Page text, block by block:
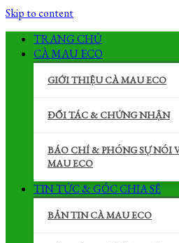
Skip to content
TRANG CHỦ
CÀ MAU ECO
GIỚI THIỆU CÀ MAU ECO
ĐỐI TÁC & CHỨNG NHẬN
BÁO CHÍ & PHÓNG SỰ NÓI
MAU ECO
TIN TỨC & GÓC CHIA SẼ
BẢN TIN CÀ MAU ECO